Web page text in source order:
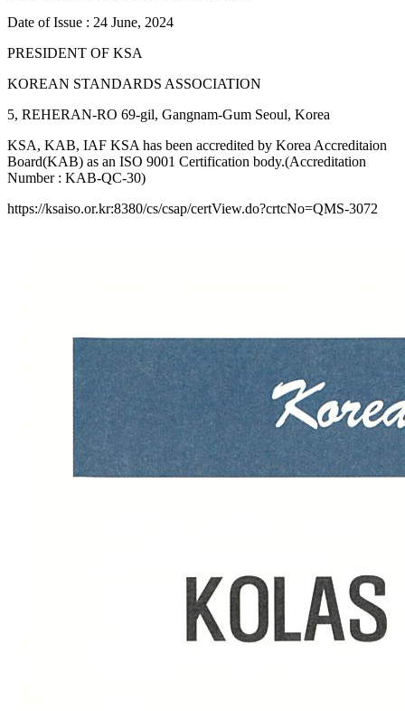
Date of Issue : 24 June, 2024
PRESIDENT OF KSA
KOREAN STANDARDS ASSOCIATION
5, REHERAN-RO 69-gil, Gangnam-Gum Seoul, Korea
KSA, KAB, IAF KSA has been accredited by Korea Accreditaion
Board(KAB) as an ISO 9001 Certification body.(Accreditation
Number : KAB-QC-30)
https://ksaiso.or.kr:8380/cs/csap/certView.do?crtcNo=QMS-3072